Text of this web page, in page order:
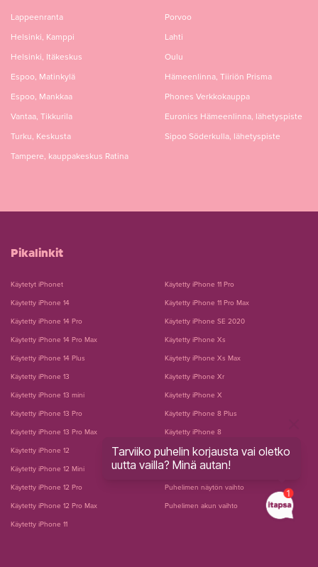
Lappeenranta
Helsinki, Kamppi
Helsinki, Itäkeskus
Espoo, Matinkylä
Espoo, Mankkaa
Vantaa, Tikkurila
Turku, Keskusta
Tampere, kauppakeskus Ratina
Porvoo
Lahti
Oulu
Hämeenlinna, Tiiriön Prisma
Phones Verkkokauppa
Euronics Hämeenlinna, lähetyspiste
Sipoo Söderkulla, lähetyspiste
Pikalinkit
Käytetyt iPhonet
Käytetty iPhone 14
Käytetty iPhone 14 Pro
Käytetty iPhone 14 Pro Max
Käytetty iPhone 14 Plus
Käytetty iPhone 13
Käytetty iPhone 13 mini
Käytetty iPhone 13 Pro
Käytetty iPhone 13 Pro Max
Käytetty iPhone 12
Käytetty iPhone 12 Mini
Käytetty iPhone 12 Pro
Käytetty iPhone 12 Pro Max
Käytetty iPhone 11
Käytetty iPhone 11 Pro
Käytetty iPhone 11 Pro Max
Käytetty iPhone SE 2020
Käytetty iPhone Xs
Käytetty iPhone Xs Max
Käytetty iPhone Xr
Käytetty iPhone X
Käytetty iPhone 8 Plus
Käytetty iPhone 8
Käytetty iPhone 7 Plus
Käytetty iPhone 7
Puhelimen näytön vaihto
Puhelimen akun vaihto
Tarviiko puhelin korjausta vai oletko
uutta vailla? Minä autan!